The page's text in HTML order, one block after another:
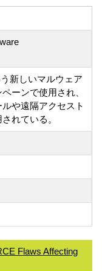
新しいマルウェア
ーンで使用され、
や遠隔アクセスト
れている。
Flaws Affecting